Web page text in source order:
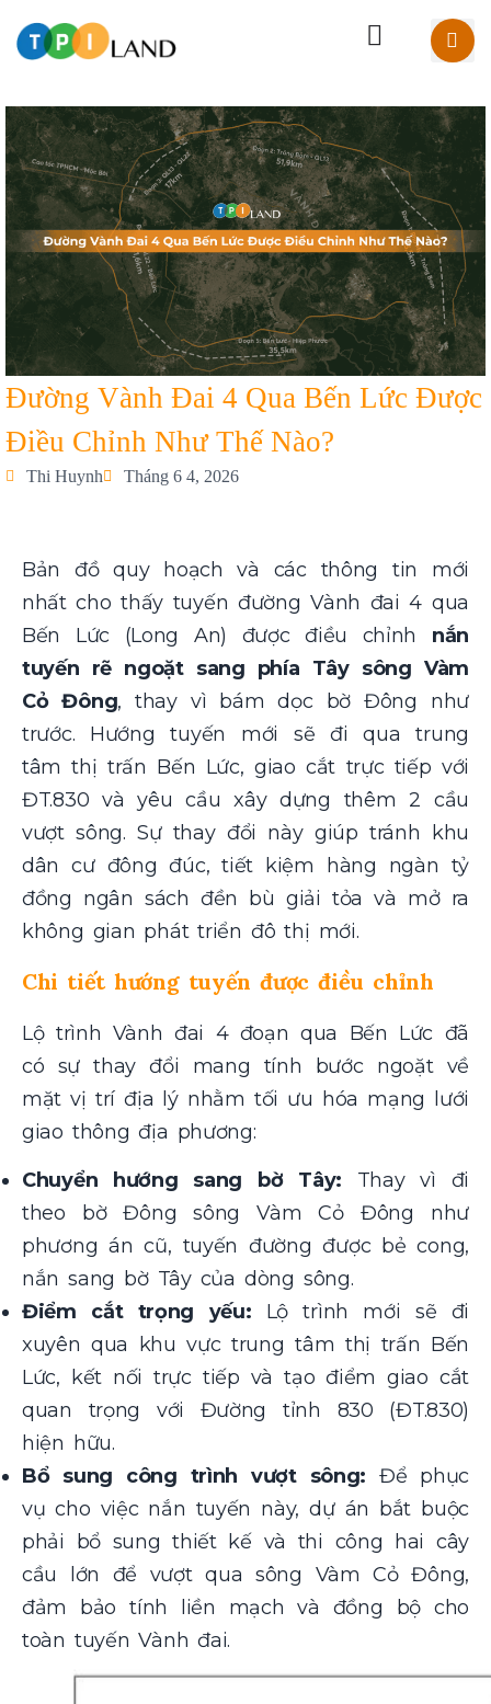
Đường Vành Đai 4 Qua Bến Lức Được
Điều Chỉnh Như Thế Nào?
Thi Huynh Tháng 6 4, 2026
Bản đồ quy hoạch và các thông tin mới
nhất cho thấy tuyến đường Vành đai 4 qua
Bến Lức (Long An) được điều chỉnh nắn
tuyến rẽ ngoặt sang phía Tây sông Vàm
Cỏ Đông, thay vì bám dọc bờ Đông như
trước. Hướng tuyến mới sẽ đi qua trung
tâm thị trấn Bến Lức, giao cắt trực tiếp với
ĐT.830 và yêu cầu xây dựng thêm 2 cầu
vượt sông. Sự thay đổi này giúp tránh khu
dân cư đông đúc, tiết kiệm hàng ngàn tỷ
đồng ngân sách đền bù giải tỏa và mở ra
không gian phát triển đô thị mới.
Chi tiết hướng tuyến được điều chỉnh
Lộ trình Vành đai 4 đoạn qua Bến Lức đã
có sự thay đổi mang tính bước ngoặt về
mặt vị trí địa lý nhằm tối ưu hóa mạng lưới
giao thông địa phương:
Chuyển hướng sang bờ Tây: Thay vì đi
theo bờ Đông sông Vàm Cỏ Đông như
phương án cũ, tuyến đường được bẻ cong,
nắn sang bờ Tây của dòng sông.
Điểm cắt trọng yếu: Lộ trình mới sẽ đi
xuyên qua khu vực trung tâm thị trấn Bến
Lức, kết nối trực tiếp và tạo điểm giao cắt
quan trọng với Đường tỉnh 830 (ĐT.830)
hiện hữu.
Bổ sung công trình vượt sông: Để phục
vụ cho việc nắn tuyến này, dự án bắt buộc
phải bổ sung thiết kế và thi công hai cây
cầu lớn để vượt qua sông Vàm Cỏ Đông,
đảm bảo tính liền mạch và đồng bộ cho
toàn tuyến Vành đai.